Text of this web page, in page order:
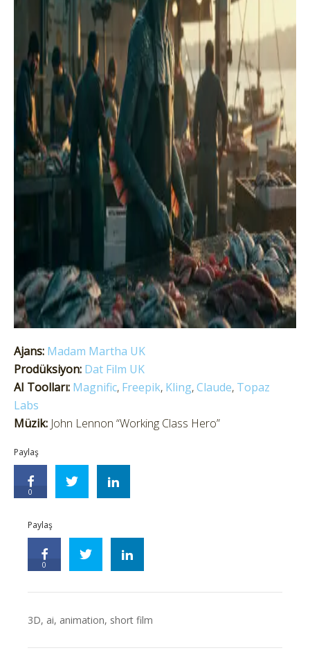
Ajans: Madam Martha UK
Prodüksiyon: Dat Film UK
AI Toolları: Magnific, Freepik, Kling,Claude, Topaz
Labs
Müzik: John Lennon “Working Class Hero”
Paylaş
0
Paylaş
0
3D, ai, animation, short film